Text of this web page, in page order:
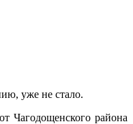
уже не стало.
Чагодощенского района